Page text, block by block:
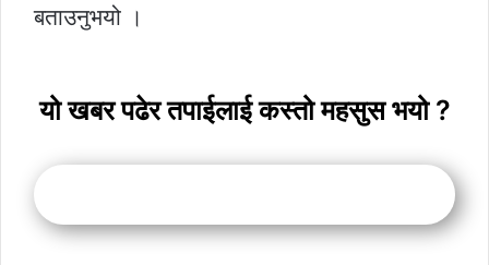
बताउनुभयो ।
यो खबर पढेर तपाईलाई कस्तो महसुस भयो ?